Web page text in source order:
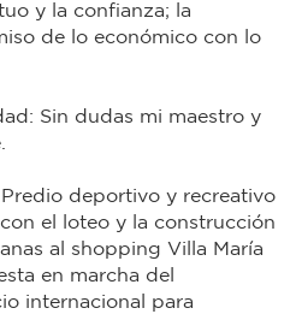
y la confianza; la
de lo económico con lo
Sin dudas mi maestro y
deportivo y recreativo
el loteo y la construcción
al shopping Villa María
en marcha del
internacional para